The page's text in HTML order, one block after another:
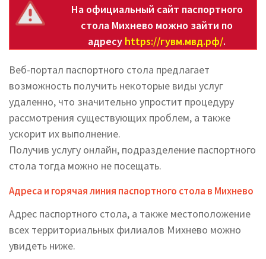
На официальный сайт паспортного
стола Михнево можно зайти по
адресу https://гувм.мвд.рф/.
Веб-портал паспортного стола предлагает
возможность получить некоторые виды услуг
удаленно, что значительно упростит процедуру
рассмотрения существующих проблем, а также
ускорит их выполнение.
Получив услугу онлайн, подразделение паспортного
стола тогда можно не посещать.
Адреса и горячая линия паспортного стола в Михнево
Адрес паспортного стола, а также местоположение
всех территориальных филиалов Михнево можно
увидеть ниже.